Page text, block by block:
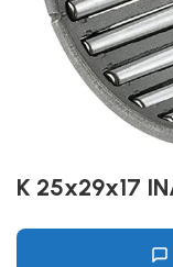
K 25x29x17